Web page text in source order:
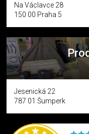
Na Václavce 28
150 00 Praha 5
Jesenická 22
787 01 Šumperk